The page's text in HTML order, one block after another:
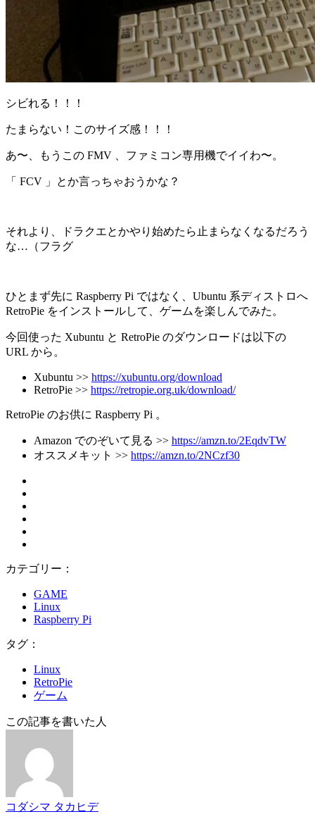
シビれる！！！
たまらない！このサイズ感！！！
あ〜、もうこの FMV 、ファミコン専用機でイイわ〜。
「 FCV 」とか言っちゃおうかな？
それより、ドラクエとかやり始めたら止まらなくなるだろう
な…（フラグ
ひとまず先に Raspberry Pi ではなく、Ubuntu 系ディストロへ
RetroPie をインストールして、ゲームを楽しんでみた。
今回使った Xubuntu と RetroPie のダウンロードは以下の
URL から。
Xubuntu >> https://xubuntu.org/download
RetroPie >> https://retropie.org.uk/download/
RetroPie のお供に Raspberry Pi 。
Amazon でのぞいて見る >> https://amzn.to/2EqdvTW
オススメキット >> https://amzn.to/2NCzf30
カテゴリー：
GAME
Linux
Raspberry Pi
タグ：
Linux
RetroPie
ゲーム
この記事を書いた人
コダシマ タカヒデ